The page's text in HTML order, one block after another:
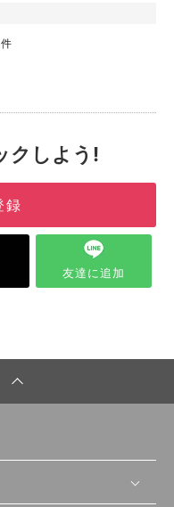
件
クしよう!
録
友達に追加